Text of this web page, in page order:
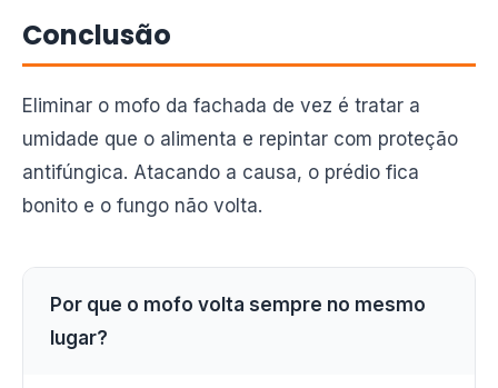
Conclusão
Eliminar o mofo da fachada de vez é tratar a
umidade que o alimenta e repintar com proteção
antifúngica. Atacando a causa, o prédio fica
bonito e o fungo não volta.
Por que o mofo volta sempre no mesmo
lugar?